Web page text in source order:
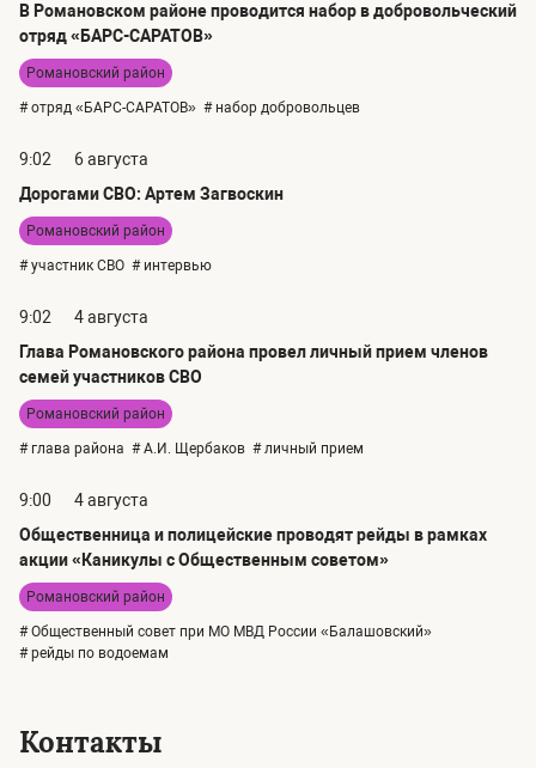
В Романовском районе проводится набор в добровольческий
отряд «БАРС-САРАТОВ»
Романовский район
# отряд «БАРС-САРАТОВ» # набор добровольцев
9:02
6 августа
Дорогами СВО: Артем Загвоскин
Романовский район
# участник СВО # интервью
9:02
4 августа
Глава Романовского района провел личный прием членов
семей участников СВО
Романовский район
# глава района # А.И. Щербаков # личный прием
9:00
4 августа
Общественница и полицейские проводят рейды в рамках
акции «Каникулы с Общественным советом»
Романовский район
# Общественный совет при МО МВД России «Балашовский»
# рейды по водоемам
Контакты